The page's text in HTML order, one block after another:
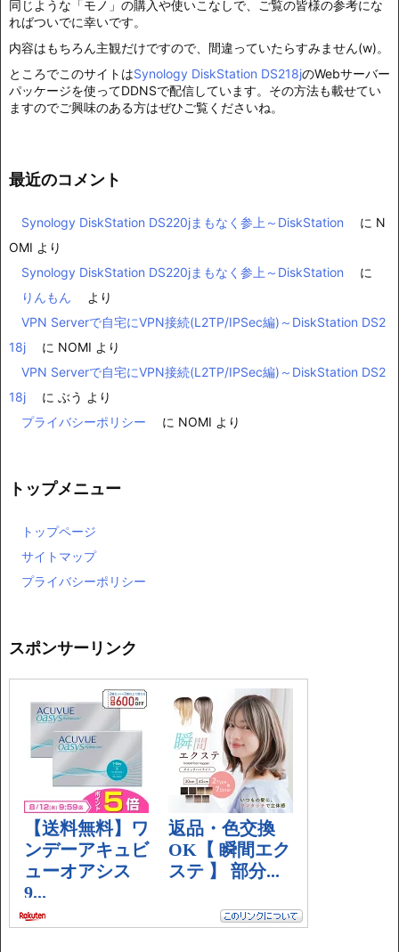
同じような「モノ」の購入や使いこなしで、ご覧の皆様の参考にな
ればついでに幸いです。
内容はもちろん主観だけですので、間違っていたらすみません(w)。
ところでこのサイトはSynology DiskStation DS218jのWebサーバー
パッケージを使ってDDNSで配信しています。その方法も載せてい
ますのでご興味のある方はぜひご覧くださいね。
最近のコメント
Synology DiskStation DS220jまもなく参上～DiskStation に N
OMI より
Synology DiskStation DS220jまもなく参上～DiskStation
に
りんもん
より
VPN Serverで自宅にVPN接続(L2TP/IPSec編)～DiskStation DS2
18j
に NOMI より
VPN Serverで自宅にVPN接続(L2TP/IPSec編)～DiskStation DS2
18j
に ぶう より
プライバシーポリシー
に NOMI より
トップメニュー
トップページ
サイトマップ
プライバシーポリシー
スポンサーリンク